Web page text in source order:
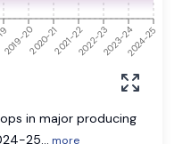
2019-202020-212021-222022-232023-242024-25
in major producing
25... more